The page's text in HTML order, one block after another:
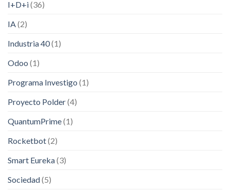
I+D+i(36)
IA (2)
Industria 40(1)
Odoo (1)
Programa Investigo (1)
Proyecto Polder(4)
QuantumPrime(1)
Rocketbot(2)
Smart Eureka(3)
Sociedad(5)